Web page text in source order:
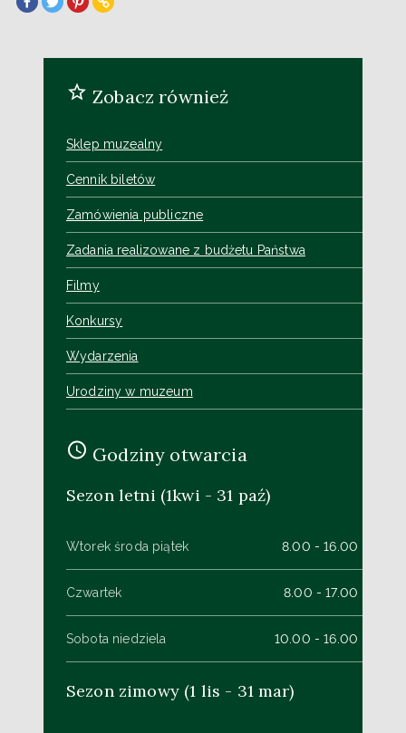
Zobacz również
Sklep muzealny
Cennik biletów
Zamówienia publiczne
Zadania realizowane z budżetu Państwa
Filmy
Konkursy
Wydarzenia
Urodziny w muzeum
Godziny otwarcia
Sezon letni (1kwi - 31 paź)
Wtorek środa piątek 8.00 - 16.00
Czwartek 8.00 - 17.00
Sobota niedziela 10.00 - 16.00
Sezon zimowy (1 lis - 31 mar)